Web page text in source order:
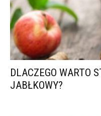
DLACZEGO WARTO
JABŁKOWY?